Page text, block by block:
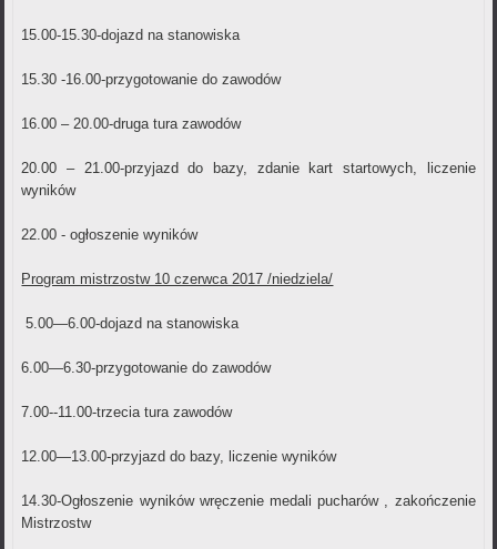
15.00-15.30-dojazd na stanowiska
15.30 -16.00-przygotowanie do zawodów
16.00 – 20.00-druga tura zawodów
20.00 – 21.00-przyjazd do bazy, zdanie kart startowych, liczenie
wyników
22.00 - ogłoszenie wyników
Program mistrzostw 10 czerwca 2017 /niedziela/
5.00—6.00-dojazd na stanowiska
6.00—6.30-przygotowanie do zawodów
7.00--11.00-trzecia tura zawodów
12.00—13.00-przyjazd do bazy, liczenie wyników
14.30-Ogłoszenie wyników wręczenie medali pucharów , zakończenie
Mistrzostw